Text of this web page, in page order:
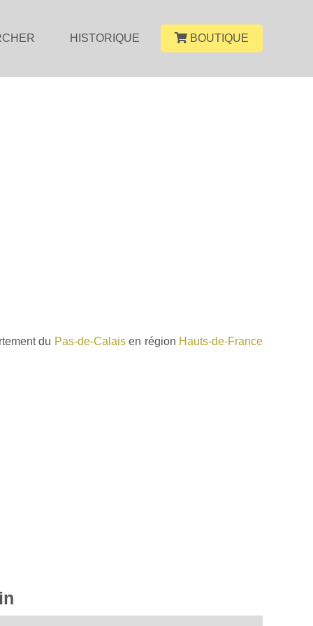
HISTORIQUE BOUTIQUE
du Pas-de-Calaisen région Hauts-de-France